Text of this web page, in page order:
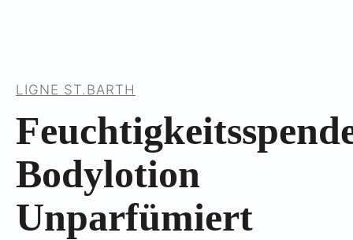
LIGNE ST.BARTH
Bodylotion
Unparfümiert